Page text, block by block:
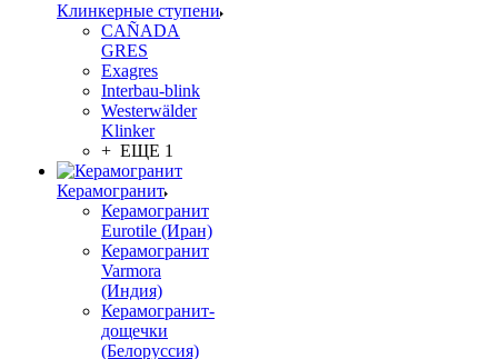
Клинкерные ступени
CAÑADA
GRES
Exagres
Interbau-blink
Westerwälder
Klinker
+ ЕЩЕ 1
Керамогранит
Керамогранит
Eurotile (Иран)
Керамогранит
Varmora
(Индия)
Керамогранит-
дощечки
(Белоруссия)